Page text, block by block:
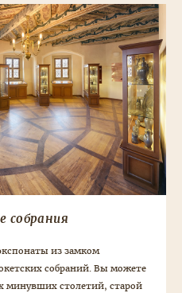
собрания
из замком
собраний. Вы можете
минувших столетий, старой